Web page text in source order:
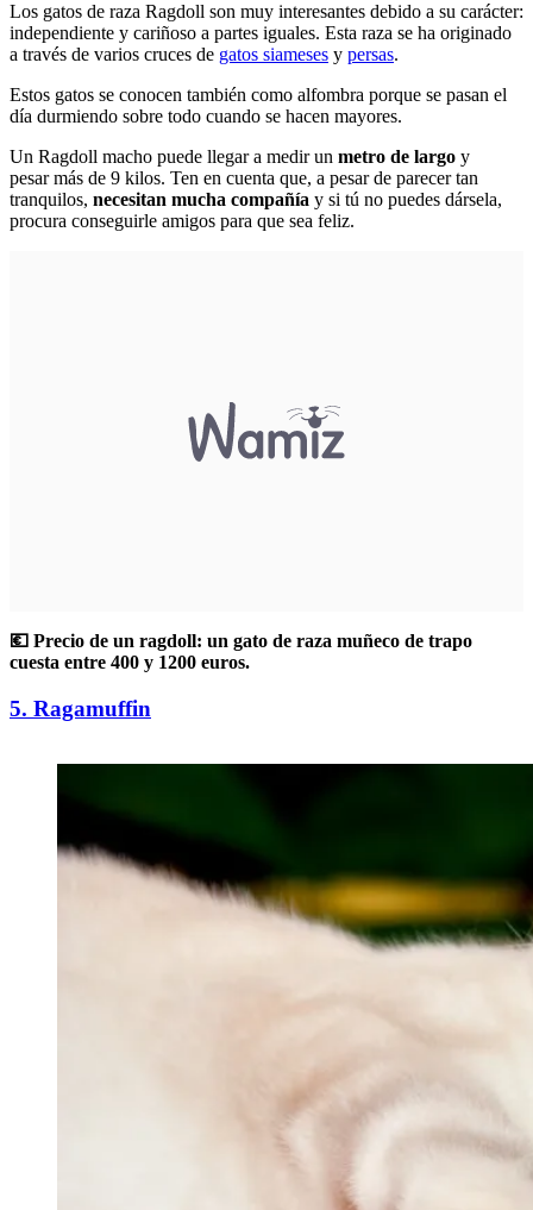
Los gatos de raza Ragdoll son muy interesantes debido a su carácter:
independiente y cariñoso a partes iguales. Esta raza se ha originado
a través de varios cruces de gatos siameses y persas.
Estos gatos se conocen también como alfombra porque se pasan el
día durmiendo sobre todo cuando se hacen mayores.
Un Ragdoll macho puede llegar a medir un metro de largo y
pesar más de 9 kilos. Ten en cuenta que, a pesar de parecer tan
tranquilos, necesitan mucha compañía y si tú no puedes dársela,
procura conseguirle amigos para que sea feliz.
💶 Precio de un ragdoll: un gato de raza muñeco de trapo
cuesta entre 400 y 1200 euros.
5. Ragamuffin